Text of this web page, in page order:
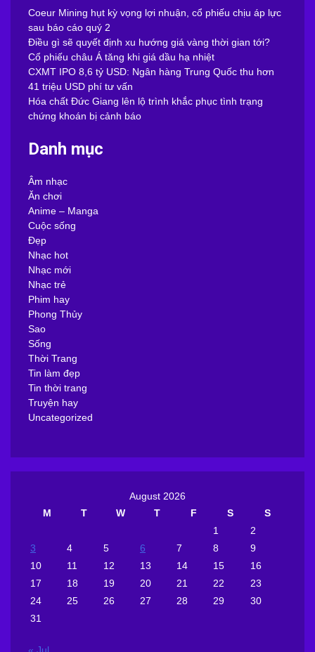
Coeur Mining hụt kỳ vọng lợi nhuận, cổ phiếu chịu áp lực
sau báo cáo quý 2
Điều gì sẽ quyết định xu hướng giá vàng thời gian tới?
Cổ phiếu châu Á tăng khi giá dầu hạ nhiệt
CXMT IPO 8,6 tỷ USD: Ngân hàng Trung Quốc thu hơn
41 triệu USD phí tư vấn
Hóa chất Đức Giang lên lộ trình khắc phục tình trạng
chứng khoán bị cảnh báo
Danh mục
Âm nhạc
Ăn chơi
Anime – Manga
Cuộc sống
Đẹp
Nhạc hot
Nhạc mới
Nhạc trẻ
Phim hay
Phong Thủy
Sao
Sống
Thời Trang
Tin làm đẹp
Tin thời trang
Truyện hay
Uncategorized
August 2026
M
T W T F S
S
1
2
3
4 5 6 7 8
9
10
11 12 13 14 15
16
17
18 19 20 21 22
23
24
25 26 27 28 29
30
31